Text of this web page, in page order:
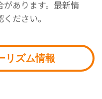
あります。最新情
ださい。
リズム情報